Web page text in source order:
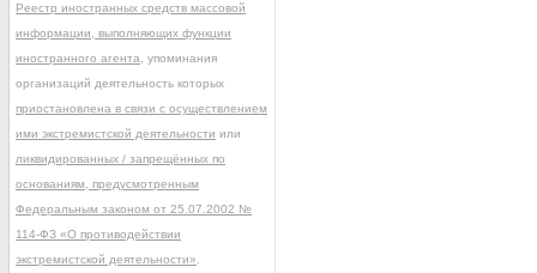
Реестр иностранных средств массовой
информации, выполняющих функции
иностранного агента , упоминания
организаций деятельность которых
приостановлена в связи с осуществлением
ими экстремистской деятельности или
ликвидированных / запрещённых по
основаниям, предусмотренным
Федеральным законом от 25.07.2002 №
114-ФЗ «О противодействии
экстремистской деятельности»